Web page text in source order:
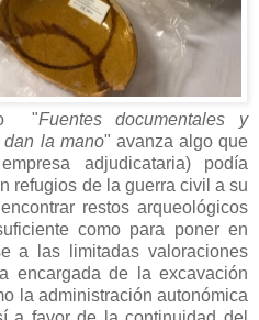
"Fuentes documentales y
la mano" avanza algo que
adjudicataria) podía
refugios de la guerra civil a su
restos arqueológicos
como para poner en
a las limitadas valoraciones
encargada de la excavación
la administración autonómica